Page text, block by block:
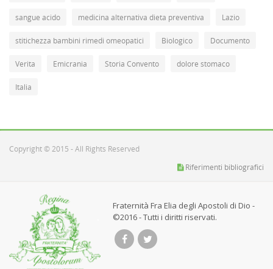
sangue acido medicina alternativa dieta preventiva Lazio
stitichezza bambini rimedi omeopatici Biologico Documento
Verita Emicrania Storia Convento dolore stomaco
Italia
Copyright © 2015 - All Rights Reserved
Riferimenti bibliografici
Fraternità Fra Elia degli Apostoli di Dio -
©2016 - Tutti i diritti riservati.